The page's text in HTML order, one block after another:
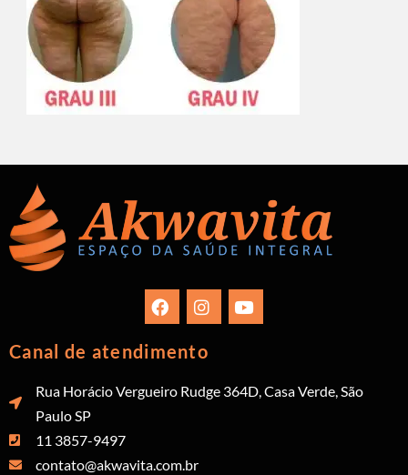
Canal de atendimento
Rua Horácio Vergueiro Rudge 364D, Casa Verde, São
Paulo SP
11 3857-9497
contato@akwavita.com.br